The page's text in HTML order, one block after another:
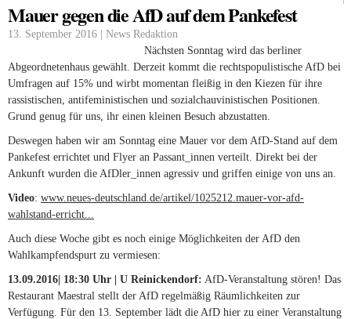
Mauer gegen die AfD auf dem Pankefest
13. September 2016 | News Redaktion
Nächsten Sonntag wird das berliner
Abgeordnetenhaus gewählt. Derzeit kommt die rechtspopulistische AfD bei
Umfragen auf 15% und wirbt momentan fleißig in den Kiezen für ihre
rassistischen, antifeministischen und sozialchauvinistischen Positionen.
Grund genug für uns, ihr einen kleinen Besuch abzustatten.
Deswegen haben wir am Sonntag eine Mauer vor dem AfD-Stand auf dem
Pankefest errichtet und Flyer an Passant_innen verteilt. Direkt bei der
Ankunft wurden die AfDler_innen agressiv und griffen einige von uns an.
Video: www.neues-deutschland.de/artikel/1025212.mauer-vor-afd-
wahlstand-erricht...
Auch diese Woche gibt es noch einige Möglichkeiten der AfD den
Wahlkampfendspurt zu vermiesen:
13.09.2016| 18:30 Uhr | U Reinickendorf: AfD-Veranstaltung stören! Das
Restaurant Maestral stellt der AfD regelmäßig Räumlichkeiten zur
Verfügung. Für den 13. September lädt die AfD hier zu einer Veranstaltung